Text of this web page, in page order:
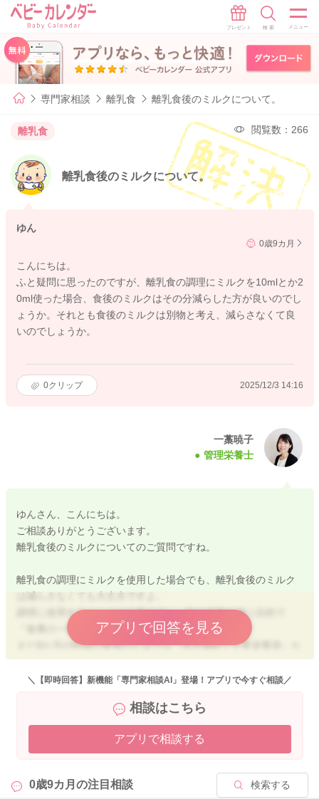
専門家相談 離乳食 離乳食後のミルクについて。
離乳食 閲覧数：266
離乳食後のミルクについて。
ゆん
0歳9カ月
こんにちは。
ふと疑問に思ったのですが、離乳食の調理にミルクを10mlとか2
0ml使った場合、食後のミルクはその分減らした方が良いのでし
ょうか。それとも食後のミルクは別物と考え、減らさなくて良
いのでしょうか。
0クリップ 2025/12/3 14:16
一藁暁子
管理栄養士
ゆんさん、こんにちは。
ご相談ありがとうございます。
離乳食後のミルクについてのご質問ですね。
離乳食の調理にミルクを使用した場合でも、離乳食後のミルク
は減らさなくても大丈夫ですよ。
調理に使用するミルクは少量ですし、味や栄養を補う目的で
『食事の一部』と考えます。
まだ9か月の時期の食後のミルクは『水分補給＋主要栄養源』な
ので、お子さんが飲みたいだけ飲ませてあげてＯＫです。
どうぞよろしくお願いいたします。
アプリで回答を見る
2025/12/3 16:45
＼【即時回答】新機能「専門家相談AI」登場！アプリで今すぐ相談／
相談はこちら
アプリで相談する
0歳9カ月の注目相談 検索する